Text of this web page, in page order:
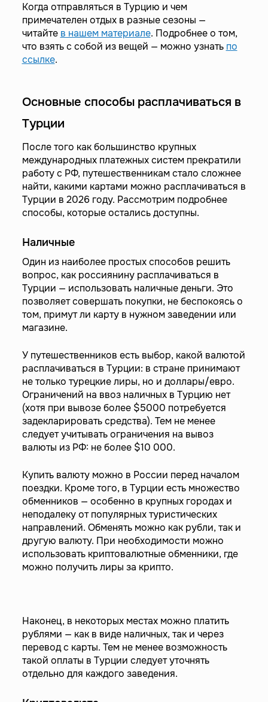
Когда отправляться в Турцию и чем
примечателен отдых в разные сезоны —
читайте в нашем материале. Подробнее о том,
что взять с собой из вещей — можно узнать по
ссылке.
Основные способы расплачиваться в
Турции
После того как большинство крупных
международных платежных систем прекратили
работу с РФ, путешественникам стало сложнее
найти, какими картами можно расплачиваться в
Турции в 2026 году. Рассмотрим подробнее
способы, которые остались доступны.
Наличные
Один из наиболее простых способов решить
вопрос, как россиянину расплачиваться в
Турции — использовать наличные деньги. Это
позволяет совершать покупки, не беспокоясь о
том, примут ли карту в нужном заведении или
магазине.
У путешественников есть выбор, какой валютой
расплачиваться в Турции: в стране принимают
не только турецкие лиры, но и доллары/евро.
Ограничений на ввоз наличных в Турцию нет
(хотя при вывозе более $5000 потребуется
задекларировать средства). Тем не менее
следует учитывать ограничения на вывоз
валюты из РФ: не более $10 000.
Купить валюту можно в России перед началом
поездки. Кроме того, в Турции есть множество
обменников — особенно в крупных городах и
неподалеку от популярных туристических
направлений. Обменять можно как рубли, так и
другую валюту. При необходимости можно
использовать криптовалютные обменники, где
можно получить лиры за крипто.
Наконец, в некоторых местах можно платить
рублями — как в виде наличных, так и через
перевод с карты. Тем не менее возможность
такой оплаты в Турции следует уточнять
отдельно для каждого заведения.